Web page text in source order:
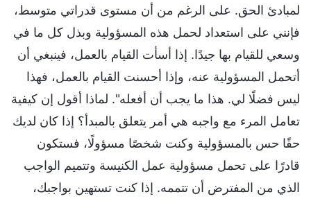
لمبادئ الحق. على الرغم من أن مستوى قدراتي متوسط،
فإنني على استعداد لحمل هذه المسؤولية وبذل كل ما في
وسعي للقيام بها جيدًا. إذا أسأت القيام بالعمل، فينبغي أن
أتحمل المسؤولية عنه، وإذا أحسنت القيام بالعمل، فهذا
ليس فضلًا لي. هذا ما يجب أن أفعله". لماذا أقول إن كيفية
تعامل المرء مع واجبه هي أمر يتعلق بالمبدأ؟ إذا كان لديك
حقًا حس بالمسؤولية وكنت شخصًا مسؤولًا، فستكون
قادرًا على تحمل مسؤولية عمل الكنيسة وتتميم الواجب
الذي من المفترض أن تتممه. إذا كنت تستهين بواجبك،